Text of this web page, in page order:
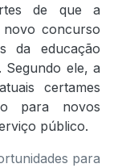
de que a
concurso
da educação
Segundo ele, a
certames
para novos
público.
para